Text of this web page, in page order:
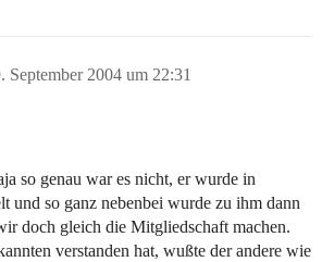
September 2004 um 22:31
so genau war es nicht, er wurde in
und so ganz nebenbei wurde zu ihm dann
doch gleich die Mitgliedschaft machen.
verstanden hat, wußte der andere wie